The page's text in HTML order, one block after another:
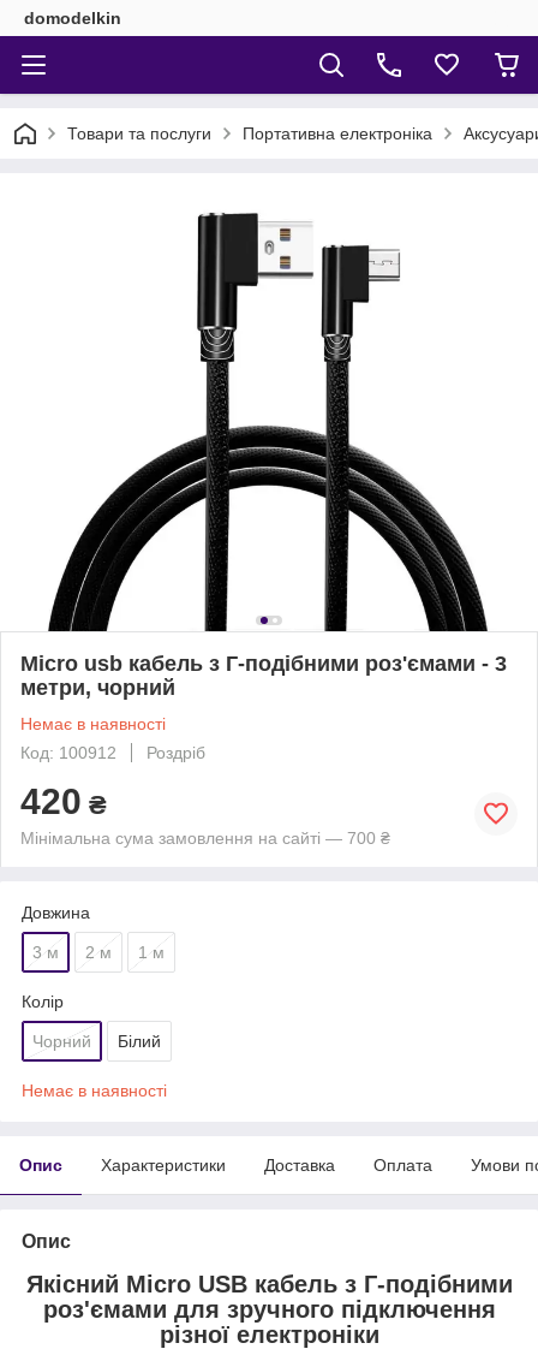
domodelkin
Товари та послуги Портативна електроніка
Micro usb кабель з Г-подібними роз'ємами - 3
метри, чорний
Немає в наявності
Код: 100912
Роздріб
420 ₴
Мінімальна сума замовлення на сайті — 700 ₴
Довжина
3 м 2 м 1 м
Колір
Чорний Білий
Немає в наявності
Опис Характеристики Доставка Оплата Умови
Опис
Якісний Micro USB кабель з Г-подібними
роз'ємами для зручного підключення
різної електроніки